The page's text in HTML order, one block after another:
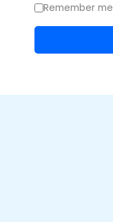
Remember me